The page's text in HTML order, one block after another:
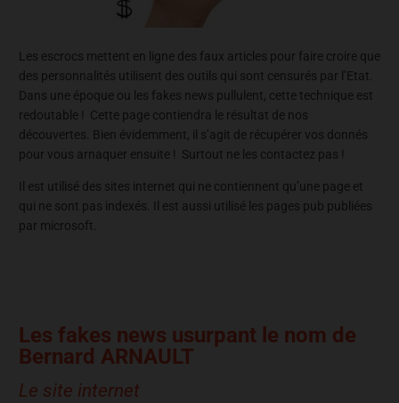
Les escrocs mettent en ligne des faux articles pour faire croire que
des personnalités utilisent des outils qui sont censurés par l’Etat.
Dans une époque ou les fakes news pullulent, cette technique est
redoutable ! Cette page contiendra le résultat de nos
découvertes. Bien évidemment, il s’agit de récupérer vos donnés
pour vous arnaquer ensuite ! Surtout ne les contactez pas !
Il est utilisé des sites internet qui ne contiennent qu’une page et
qui ne sont pas indexés. Il est aussi utilisé les pages pub publiées
par microsoft.
Les fakes news usurpant le nom de
Bernard ARNAULT
Le site internet